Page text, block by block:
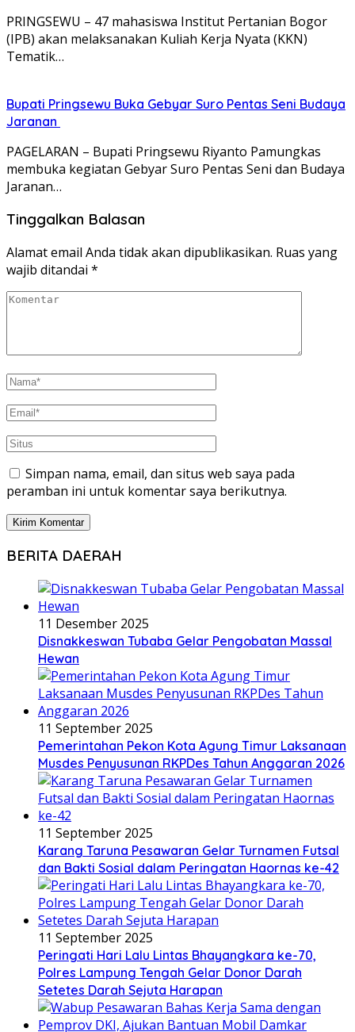
PRINGSEWU – 47 mahasiswa Institut Pertanian Bogor
(IPB) akan melaksanakan Kuliah Kerja Nyata (KKN)
Tematik…
Bupati Pringsewu Buka Gebyar Suro Pentas Seni Budaya
Jaranan
PAGELARAN – Bupati Pringsewu Riyanto Pamungkas
membuka kegiatan Gebyar Suro Pentas Seni dan Budaya
Jaranan…
Tinggalkan Balasan
Alamat email Anda tidak akan dipublikasikan. Ruas yang
wajib ditandai *
Simpan nama, email, dan situs web saya pada
peramban ini untuk komentar saya berikutnya.
BERITA DAERAH
11 Desember 2025
Disnakkeswan Tubaba Gelar Pengobatan Massal
Hewan
11 September 2025
Pemerintahan Pekon Kota Agung Timur Laksanaan
Musdes Penyusunan RKPDes Tahun Anggaran 2026
11 September 2025
Karang Taruna Pesawaran Gelar Turnamen Futsal
dan Bakti Sosial dalam Peringatan Haornas ke-42
11 September 2025
Peringati Hari Lalu Lintas Bhayangkara ke-70,
Polres Lampung Tengah Gelar Donor Darah
Setetes Darah Sejuta Harapan